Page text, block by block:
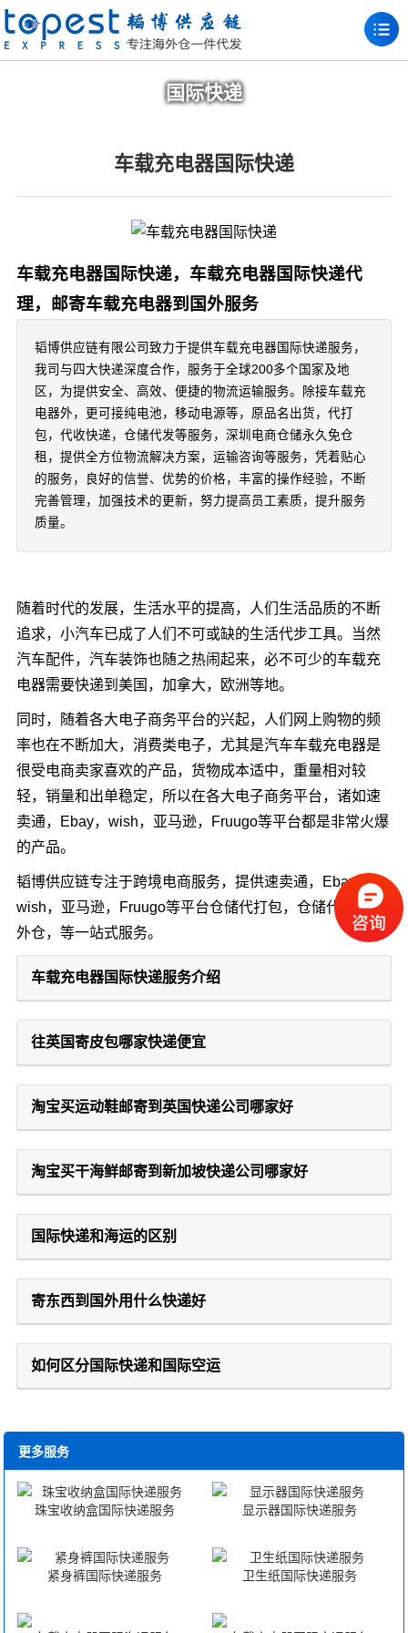
国际快递
车载充电器国际快递
车载充电器国际快递，车载充电器国际快递代
理，邮寄车载充电器到国外服务
韬博供应链有限公司致力于提供车载充电器国际快递服务，
我司与四大快递深度合作，服务于全球200多个国家及地
区，为提供安全、高效、便捷的物流运输服务。除接车载充
电器外，更可接纯电池，移动电源等，原品名出货，代打
包，代收快递，仓储代发等服务，深圳电商仓储永久免仓
租，提供全方位物流解决方案，运输咨询等服务，凭着贴心
的服务，良好的信誉、优势的价格，丰富的操作经验，不断
完善管理，加强技术的更新，努力提高员工素质，提升服务
质量。
随着时代的发展，生活水平的提高，人们生活品质的不断
追求，小汽车已成了人们不可或缺的生活代步工具。当然
汽车配件，汽车装饰也随之热闹起来，必不可少的车载充
电器需要快递到美国，加拿大，欧洲等地。
同时，随着各大电子商务平台的兴起，人们网上购物的频
率也在不断加大，消费类电子，尤其是汽车车载充电器是
很受电商卖家喜欢的产品，货物成本适中，重量相对较
轻，销量和出单稳定，所以在各大电子商务平台，诸如速
卖通，Ebay，wish，亚马逊，Fruugo等平台都是非常火爆
的产品。
韬博供应链专注于跨境电商服务，提供速卖通，Ebay，
wish，亚马逊，Fruugo等平台仓储代打包，仓储代发，海
外仓，等一站式服务。
车载充电器国际快递服务介绍
往英国寄皮包哪家快递便宜
淘宝买运动鞋邮寄到英国快递公司哪家好
淘宝买干海鲜邮寄到新加坡快递公司哪家好
国际快递和海运的区别
寄东西到国外用什么快递好
如何区分国际快递和国际空运
更多服务
珠宝收纳盒国际快递服务 显示器国际快递服务
紧身裤国际快递服务 卫生纸国际快递服务